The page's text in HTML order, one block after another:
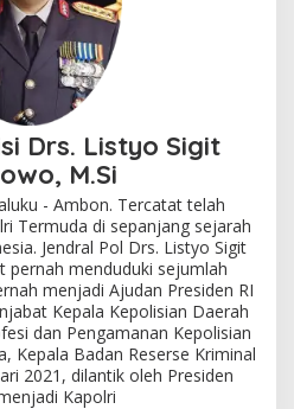
Drs. Listyo Sigit
M.Si
- Ambon. Tercatat telah
Termuda di sepanjang sejarah
Jendral Pol Drs. Listyo Sigit
pernah menduduki sejumlah
menjadi Ajudan Presiden RI
Kepala Kepolisian Daerah
dan Pengamanan Kepolisian
Kepala Badan Reserse Kriminal
2021, dilantik oleh Presiden
Kapolri